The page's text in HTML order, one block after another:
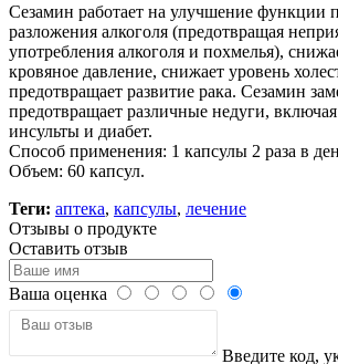
Сезамин работает на улучшение функции
разложения алкоголя (предотвращая
употребления алкоголя и похмелья),
кровяное давление, снижает уровень
предотвращает развитие рака. Сезамин
предотвращает различные недуги,
инсульты и диабет.
Способ применения: 1 капсулы 2 раза в
Объем: 60 капсул.
Теги: аптека, капсулы, лечение
Отзывы о продукте
Оставить отзыв
Ваша оценка
Введите код,